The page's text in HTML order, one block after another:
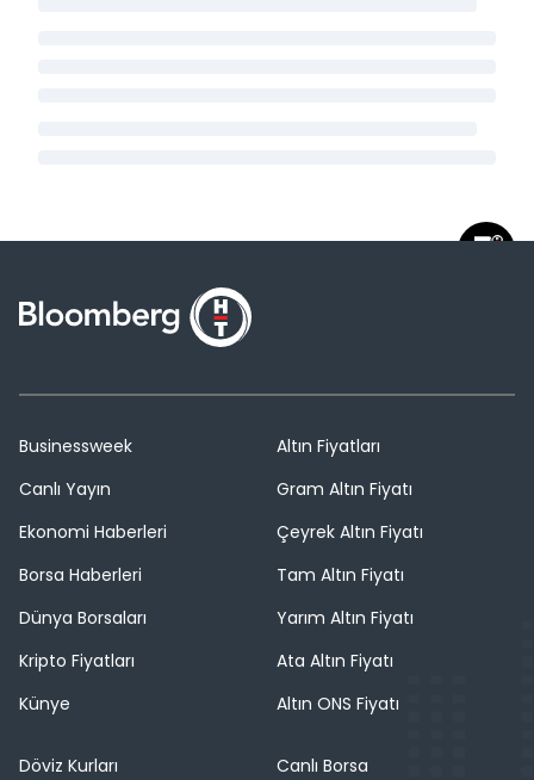
Businessweek
Canlı Yayın
Ekonomi Haberleri
Borsa Haberleri
Dünya Borsaları
Kripto Fiyatları
Künye
Altın Fiyatları
Gram Altın Fiyatı
Çeyrek Altın Fiyatı
Tam Altın Fiyatı
Yarım Altın Fiyatı
Ata Altın Fiyatı
Altın ONS Fiyatı
Döviz Kurları
Canlı Borsa